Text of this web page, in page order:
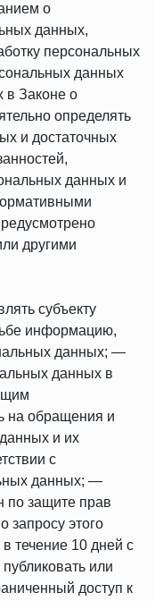
о
данных,
персональных
данных
в Законе о
определять
и достаточных
данных и
другими
субъекту
информацию,
данных; —
данных в
на обращения и
и их
с
данных; —
по защите прав
запросу этого
течение 10 дней с
или
доступ к